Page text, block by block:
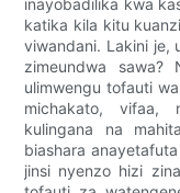
katika kila kitu
viwandani. Lakini je,
zimeundwa
ulimwengu tofauti
michakato, vifaa,
kulingana na
biashara
jinsi nyenzo hizi